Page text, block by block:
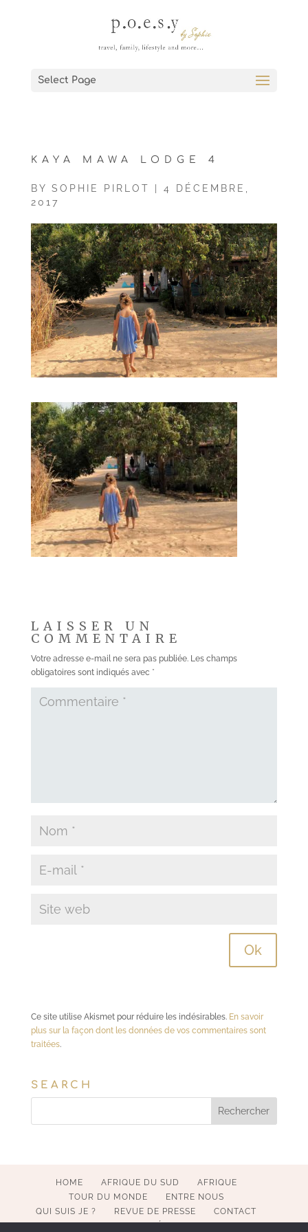
Select Page
KAYA MAWA LODGE 4
BY SOPHIE PIRLOT
4 DÉCEMBRE,
2017
LAISSER UN
COMMENTAIRE
Votre adresse e-mail ne sera pas publiée. Les champs
obligatoires sont indiqués avec *
Ce site utilise Akismet pour réduire les indésirables. En savoir
plus sur la façon dont les données de vos commentaires sont
traitées.
SEARCH
HOME AFRIQUE DU SUD
AFRIQUE
TOUR DU MONDE
ENTRE NOUS
QUI SUIS JE ?
REVUE DE PRESSE
CONTACT